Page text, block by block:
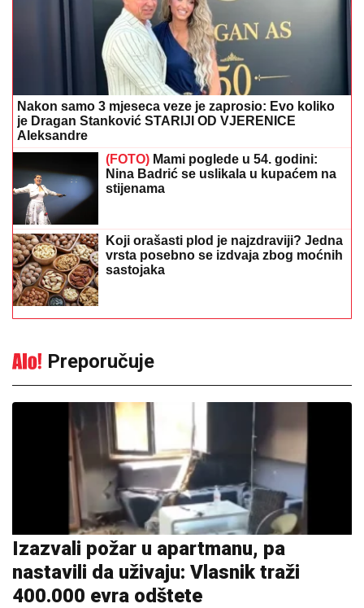
Nakon samo 3 mjeseca veze je zaprosio: Evo koliko
je Dragan Stanković STARIJI OD VJERENICE
Aleksandre
(FOTO) Mami poglede u 54. godini:
Nina Badrić se uslikala u kupaćem na
stijenama
Koji orašasti plod je najzdraviji? Jedna
vrsta posebno se izdvaja zbog moćnih
sastojaka
Preporučuje
Izazvali požar u apartmanu, pa
nastavili da uživaju: Vlasnik traži
400.000 evra odštete